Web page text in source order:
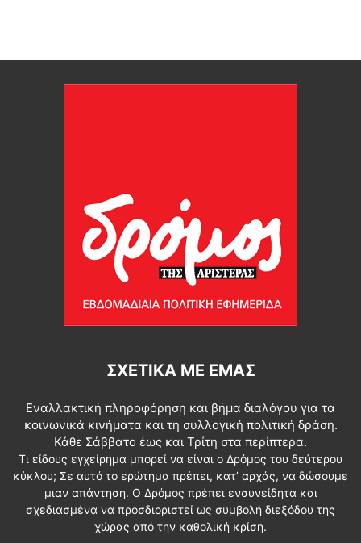
ΣΧΕΤΙΚΆ ΜΕ ΕΜΆΣ
Εναλλακτική πληροφόρηση και βήμα διαλόγου για τα
κοινωνικά κινήματα και τη συλλογική πολιτική δράση.
Κάθε Σάββατο έως και Τρίτη στα περίπτερα.
Τι είδους εγχείρημα μπορεί να είναι ο Δρόμος του δεύτερου
κύκλου; Σε αυτό το ερώτημα πρέπει, κατ’ αρχάς, να δώσουμε
μιαν απάντηση. Ο Δρόμος πρέπει ενσυνείδητα και
σχεδιασμένα να προσδιοριστεί ως συμβολή διεξόδου της
χώρας από την καθολική κρίση.